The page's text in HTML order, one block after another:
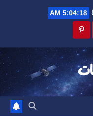
5:04:18 AM